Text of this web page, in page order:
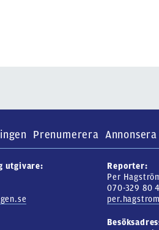
Prenumerera Annonsera
utgivare:
Reporter:
Per
070-329 80